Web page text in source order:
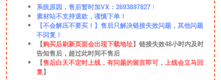
系统原因，售后暂时加VX：2693897827 ！
素材站不支持退款，谨慎下单！
【不会解压不要买！】售后只解决链接失效问题，其他问题
不回复！
【购买后刷新页面会出现下载地址】链接失效48小时内及时
告知售后，超过此时间不售后
【售后白天不定时上线，有问题的留言即可，上线会立马回
复】